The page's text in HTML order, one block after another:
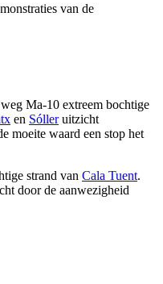
van de
Ma-10 extreem bochtige
en Sólleruitzicht
moeite waard een stop het
strand van Cala Tuent.
door de aanwezigheid